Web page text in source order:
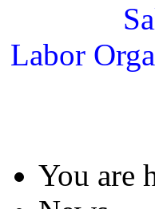
Labor
You are